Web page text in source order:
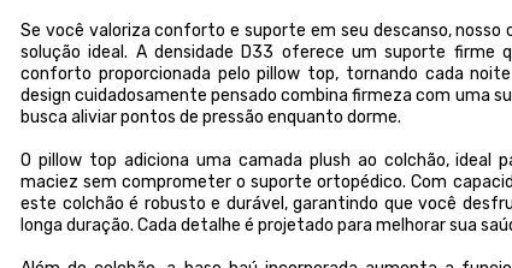
Se você valoriza conforto e suporte em seu descanso, nosso
solução ideal. A densidade D33 oferece um suporte firme
conforto proporcionada pelo pillow top, tornando cada
design cuidadosamente pensado combina firmeza com uma
busca aliviar pontos de pressão enquanto dorme.
O pillow top adiciona uma camada plush ao colchão, ideal
maciez sem comprometer o suporte ortopédico. Com
este colchão é robusto e durável, garantindo que você
longa duração. Cada detalhe é projetado para melhorar sua